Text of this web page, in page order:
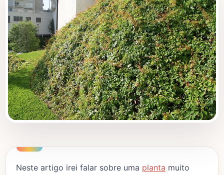
Neste artigo irei falar sobre uma planta muito